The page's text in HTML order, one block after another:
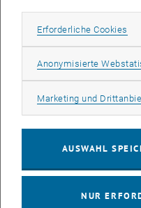
Professor für Organisation,
Stephan Kaiser
Universitätsprofessor am
People, Universität der
Georg Loscher
& People, Universität der
Lesen Sie weiter:
Erforderliche Cookies
Anonymisierte
Marketing und
AUSWAHL
NUR